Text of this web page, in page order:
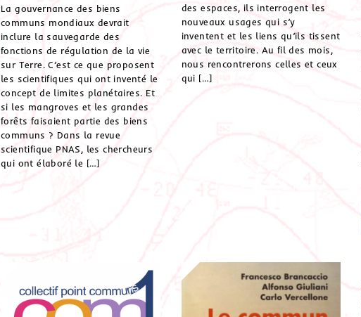
La gouvernance des biens
communs mondiaux devrait
inclure la sauvegarde des
fonctions de régulation de la vie
sur Terre. C’est ce que proposent
les scientifiques qui ont inventé le
concept de limites planétaires. Et
si les mangroves et les grandes
forêts faisaient partie des biens
communs ? Dans la revue
scientifique PNAS, les chercheurs
qui ont élaboré le […]
des espaces, ils interrogent les
nouveaux usages qui s’y
inventent et les liens qu’ils tissent
avec le territoire. Au fil des mois,
nous rencontrerons celles et ceux
qui […]